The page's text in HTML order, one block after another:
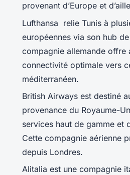
provenant d’Europe et
Lufthansa relie Tunis à
européennes via son hub
compagnie allemande offre
connectivité optimale vers
méditerranéen.
British Airways est destiné
provenance du Royaume-
services haut de gamme et
Cette compagnie aérienne
depuis Londres.
Alitalia est une compagnie